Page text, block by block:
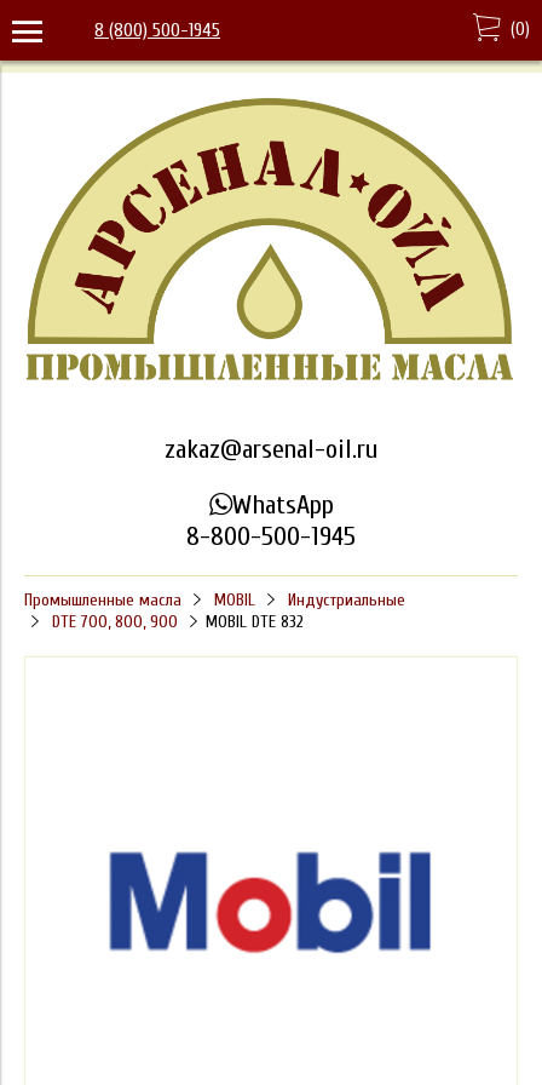
8 (800) 500-1945 (0)
zakaz@arsenal-oil.ru
WhatsApp
8-800-500-1945
Промышленные масла MOBIL
Индустриальные
DTE 700, 800, 900
MOBIL DTE 832